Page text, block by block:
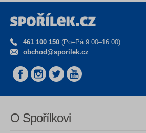
461 100 150 (Po–Pá 9.00–16.00)
obchod@sporilek.cz
O Spořílkovi